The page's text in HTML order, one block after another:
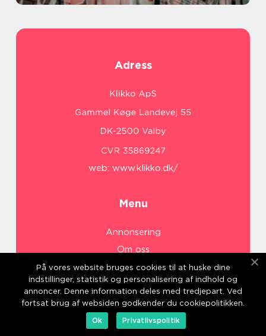
Adress
web: www.klikko.dk/
Menu
Annonsering
Om oss
Cookies
Kontakta oss
Sitemap
På vores website bruges cookies til at huske dine
indstillinger, statistik og personalisering af indhold og
annoncer. Denne information deles med tredjepart. Ved
fortsat brug af websiden godkender du cookiepolitikken.
Ok
Privatlivspolitik